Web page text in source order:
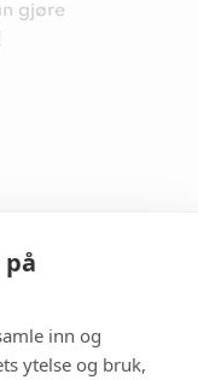
inn og
ytelse og bruk,
gjøre